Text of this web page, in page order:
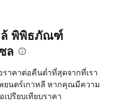
ล้ พิพิธภัณฑ์
ล
าคาต่อคืนต่ำที่สุดจากที่เรา
นตร์เกาหลี หากคุณมีความ
ปรียบเทียบราคา